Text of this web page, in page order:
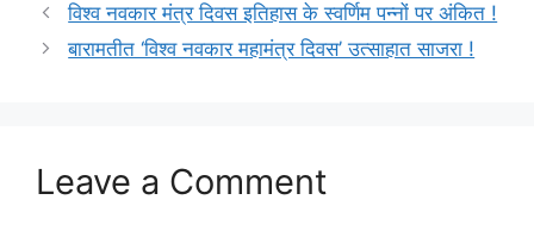
विश्व नवकार मंत्र दिवस इतिहास के स्वर्णिम पन्नों पर अंकित !
बारामतीत ‘विश्व नवकार महामंत्र दिवस’ उत्साहात साजरा !
Leave a Comment